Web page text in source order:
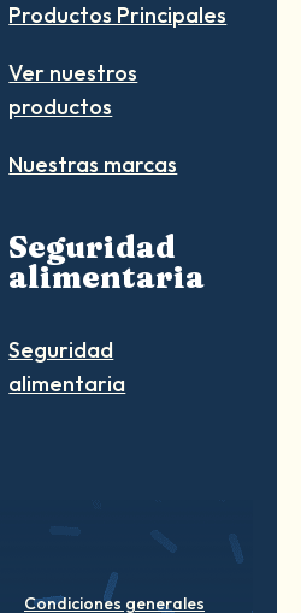
Productos Principales
Ver nuestros
productos
Nuestras marcas
Seguridad
alimentaria
Seguridad
alimentaria
Condiciones generales